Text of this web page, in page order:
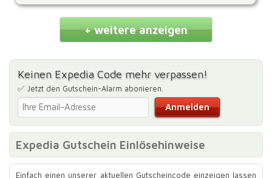
+ weitere anzeigen
Keinen Expedia Code mehr verpassen!
✅ Jetzt den Gutschein-Alarm abonieren.
Expedia Gutschein Einlösehinweise
Einfach einen unserer aktuellen Gutscheincode einzeigen lassen